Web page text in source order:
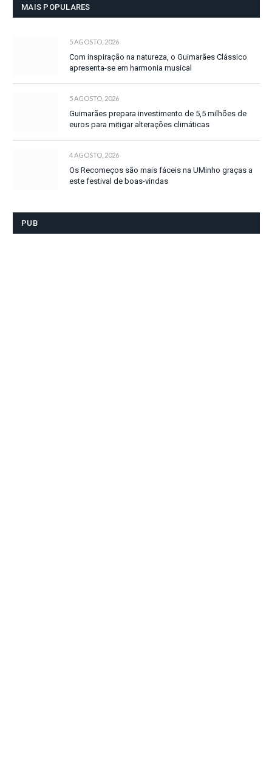
MAIS POPULARES
5 AGOSTO, 2026
Com inspiração na natureza, o Guimarães Clássico
apresenta-se em harmonia musical
5 AGOSTO, 2026
Guimarães prepara investimento de 5,5 milhões de
euros para mitigar alterações climáticas
4 AGOSTO, 2026
Os Recomeços são mais fáceis na UMinho graças a
este festival de boas-vindas
PUB